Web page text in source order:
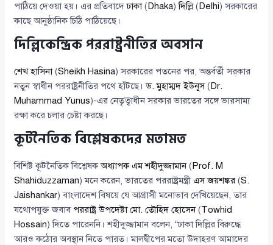
পাঠিয়ে দেওয়া হয়। এর প্রতিবাদেঢাকা( Dhaka)দিল্লি( Delhi) সরকারের
কাছে আনুষ্ঠানিক চিঠি পাঠিয়েছে।
দিল্লিকেন্দ্রিক পররাষ্ট্রনীতির অবসান
শেখ হাসিনা(Sheikh Hasina) সরকারের পতনের পর, অন্তর্বর্তী সরকার
নতুন স্বাধীন পররাষ্ট্রনীতির পথে হাঁটছে।ড. মুহাম্মদ ইউনূস( Dr.
Muhammad Yunus)-এর নেতৃত্বাধীন সরকার ভারতের সঙ্গে ভারসাম্য
রক্ষা করে চলার চেষ্টা করছে।
কূটনৈতিক বিশ্লেষকদের মতামত
বিশিষ্ট কূটনৈতিক বিশ্লেষকঅধ্যাপক এম শহীদুজ্জামান( Prof. M
Shahiduzzaman) মনে করেন, ভারতের পররাষ্ট্রমন্ত্রীএস জয়শঙ্কর (S.
Jaishankar) বাংলাদেশ বিষয়ে যে আগ্রাসী মনোভাব দেখিয়েছেন, তার
যথোপযুক্ত জবাব পররাষ্ট্র উপদেষ্টা মো. তৌহিদ হোসেন(Towhid
Hossain) দিতে পারেননি। শহীদুজ্জামান বলেন, “ঢাকা দিল্লির বিরুদ্ধে
আরও কঠোর অবস্থান নিতে পারত। মালদ্বীপের মতো উদাহরণ আমাদের